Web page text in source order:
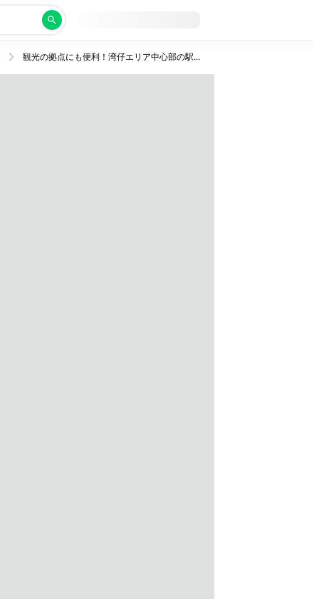
観光の拠点にも便利！湾仔エリア中心部の駅チカ4つ星ホテルでおしゃれな香港旅